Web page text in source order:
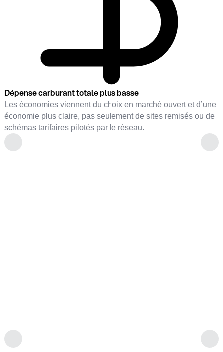
Dépense carburant totale plus basse
Les économies viennent du choix en marché ouvert et d’une
économie plus claire, pas seulement de sites remisés ou de
schémas tarifaires pilotés par le réseau.